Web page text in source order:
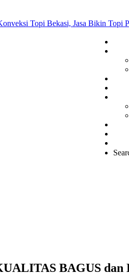
BAGUS